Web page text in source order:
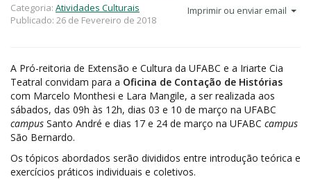
Imprimir ou enviar email
Categoria: Atividades Culturais
Publicado: 26 de Fevereiro de 2018
A Pró-reitoria de Extensão e Cultura da UFABC e a Iriarte Cia
Teatral convidam para a Oficina de Contação de Histórias
com Marcelo Monthesi e Lara Mangile, a ser realizada aos
sábados, das 09h às 12h, dias 03 e 10 de março na UFABC
campus Santo André e dias 17 e 24 de março na UFABC campus
São Bernardo.
Os tópicos abordados serão divididos entre introdução teórica e
exercícios práticos individuais e coletivos.